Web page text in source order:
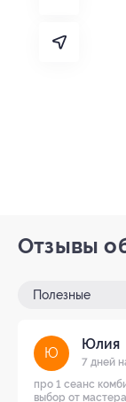
Отзывы
Полезные
Ю
Юлия
7 дней
про 1 сеанс
выбор от